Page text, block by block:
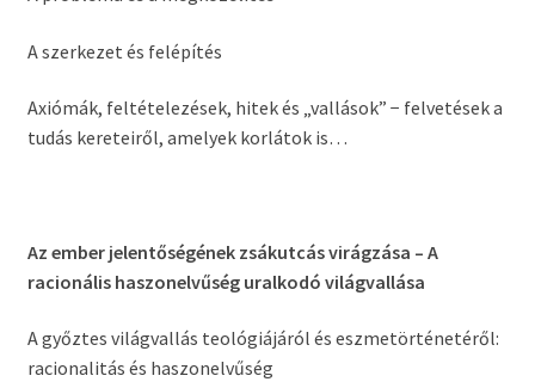
A szerkezet és felépítés
Axiómák, feltételezések, hitek és „vallások” − felvetések a
tudás kereteiről, amelyek korlátok is…
Az ember jelentőségének zsákutcás virágzása – A
racionális haszonelvűség uralkodó világvallása
A győztes világvallás teológiájáról és eszmetörténetéről:
racionalitás és haszonelvűség